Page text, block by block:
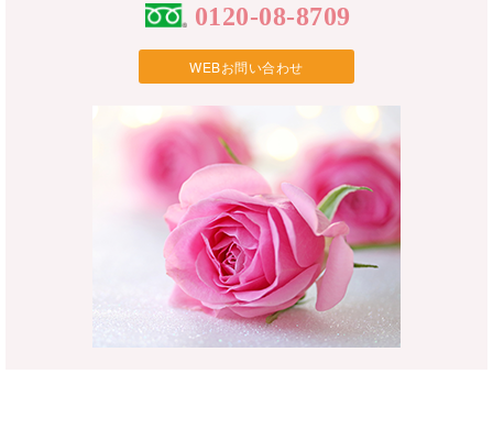
0120-08-8709
WEBお問い合わせ